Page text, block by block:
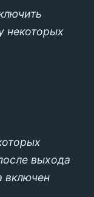
некоторых
выхода
включен